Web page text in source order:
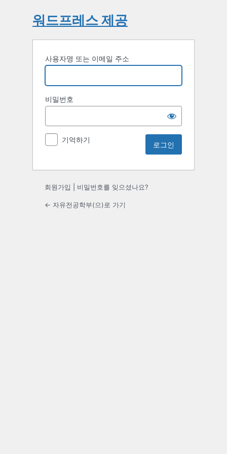
워드프레스 제공
사용자명 또는 이메일 주소
비밀번호
기억하기
회원가입 비밀번호를 잊으셨나요?
← 자유전공학부(으)로 가기